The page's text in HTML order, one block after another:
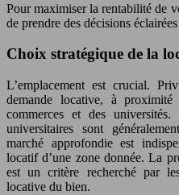
Pour maximiser la rentabilité de
de prendre des décisions
Choix stratégique de la
L’emplacement est crucial.
demande locative, à
commerces et des
universitaires sont
marché approfondie est
locatif d’une zone donnée. La
est un critère recherché par
locative du bien.